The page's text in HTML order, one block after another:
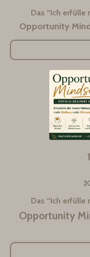
Das “Ich erfülle
Opportunity
Das “Ich erfülle
Opportunity